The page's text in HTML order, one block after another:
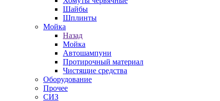
Шайбы
Шплинты
Мойка
Назад
Мойка
Автошампуни
Протирочный материал
Чистящие средства
Оборудование
Прочее
СИЗ